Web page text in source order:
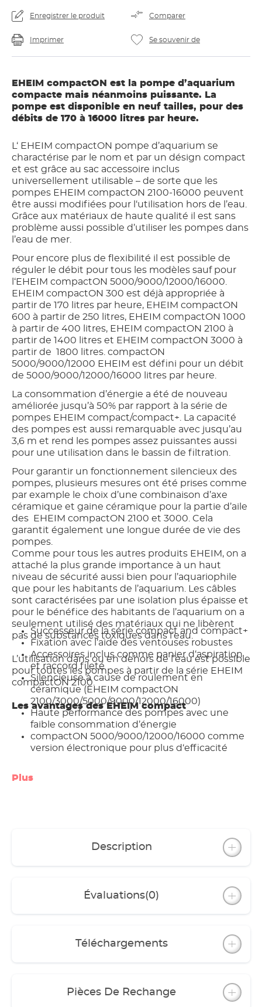
Enregistrer le produit Comparer
Imprimer Se souvenir de
EHEIM compactON est la pompe d’aquarium
compacte mais néanmoins puissante. La
pompe est disponible en neuf tailles, pour des
débits de 170 à 16000 litres par heure.
L‘ EHEIM compactON pompe d’aquarium se
charactérise par le nom et par un désign compact
et est grâce au sac accessoire inclus
universellement utilisable – de sorte que les
pompes EHEIM compactON 2100-16000 peuvent
être aussi modifiées pour l‘utilisation hors de l’eau.
Grâce aux matériaux de haute qualité il est sans
problème aussi possible d’utiliser les pompes dans
l’eau de mer.
Pour encore plus de flexibilité il est possible de
réguler le débit pour tous les modèles sauf pour
l‘EHEIM compactON 5000/9000/12000/16000.
EHEIM compactON 300 est déjà appropriée à
partir de 170 litres par heure, EHEIM compactON
600 à partir de 250 litres, EHEIM compactON 1000
à partir de 400 litres, EHEIM compactON 2100 à
partir de 1400 litres et EHEIM compactON 3000 à
partir de 1800 litres. compactON
5000/9000/12000 EHEIM est défini pour un débit
de 5000/9000/12000/16000 litres par heure.
La consommation d’énergie a été de nouveau
améliorée jusqu’à 50% par rapport à la série de
pompes EHEIM compact/compact+. La capacité
des pompes est aussi remarquable avec jusqu’au
3,6 m et rend les pompes assez puissantes aussi
pour une utilisation dans le bassin de filtration.
Pour garantir un fonctionnement silencieux des
pompes, plusieurs mesures ont été prises comme
par example le choix d’une combinaison d’axe
céramique et gaine céramique pour la partie d’aile
des EHEIM compactON 2100 et 3000. Cela
garantit également une longue durée de vie des
pompes.
Comme pour tous les autres produits EHEIM, on a
attaché la plus grande importance à un haut
niveau de sécurité aussi bien pour l’aquariophile
que pour les habitants de l’aquarium. Les câbles
sont caractérisées par une isolation plus épaisse et
pour le bénéfice des habitants de l’aquarium on a
seulement utilisé des matériaux qui ne libèrent
pas de substances toxiques dans l’eau.
L’utilisation dans ou en dehors de l’eau est possible
pour toutes les pompes à partir de la série EHEIM
compactON 2100.
Les avantages des EHEIM compact
Successeur de la série compact and compact+
Fixation avec l’aide des ventouses robustes
Accessoires inclus comme panier d‘aspiration
et raccord fileté
Silencieuse à cause de roulement en
céramique (EHEIM compactON
2100/3000/5000/9000/12000/16000)
Haute performance des pompes avec une
faible consommation d’énergie
compactON 5000/9000/12000/16000 comme
version électronique pour plus d‘efficacité
Plus
Description
Évaluations(0)
Téléchargements
Pièces De Rechange